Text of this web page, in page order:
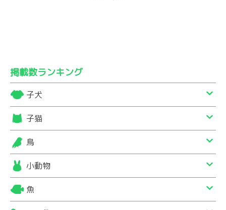
掲載数ランキング
子犬
子猫
鳥
小動物
魚